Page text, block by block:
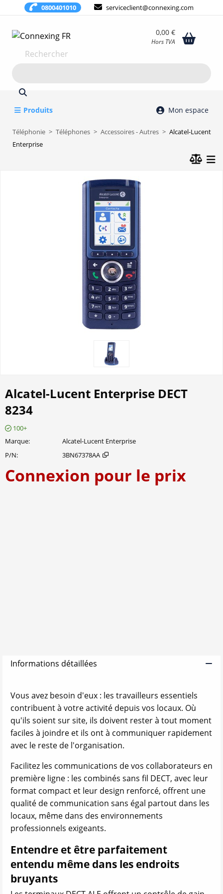
0800401010 serviceclient@connexing.com
0,00 €
Hors TVA
Rechercher
Produits Mon espace
Téléphonie Téléphones Accessoires - Autres
Alcatel-Lucent
Enterprise
Alcatel-Lucent Enterprise DECT
8234
100+
Marque
Alcatel-Lucent Enterprise
P/N
3BN67378AA
Connexion pour le prix
Informations détaillées
Vous avez besoin d'eux : les travailleurs essentiels
contribuent à votre activité depuis vos locaux. Où
qu'ils soient sur site, ils doivent rester à tout moment
faciles à joindre et ils ont à communiquer rapidement
avec le reste de l'organisation.
Facilitez les communications de vos collaborateurs en
première ligne : les combinés sans fil DECT, avec leur
format compact et leur design renforcé, offrent une
qualité de communication sans égal partout dans les
locaux, même dans des environnements
professionnels exigeants.
Entendre et être parfaitement
entendu même dans les endroits
bruyants